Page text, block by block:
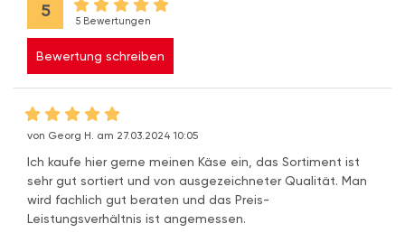
5
5 Bewertungen
Bewertung schreiben
von Georg H. am 27.03.2024 10:05
Ich kaufe hier gerne meinen Käse ein, das Sortiment ist
sehr gut sortiert und von ausgezeichneter Qualität. Man
wird fachlich gut beraten und das Preis-
Leistungsverhältnis ist angemessen.